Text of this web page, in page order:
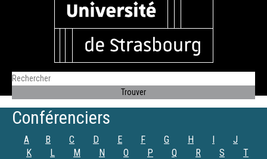
Conférenciers
A B C D E F G H I
J
K
L M N O P Q R S
T